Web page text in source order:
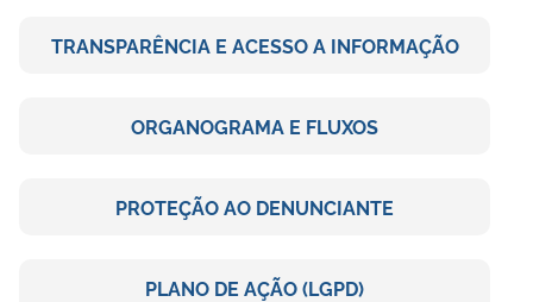
TRANSPARÊNCIA E ACESSO A INFORMAÇÃO
ORGANOGRAMA E FLUXOS
PROTEÇÃO AO DENUNCIANTE
PLANO DE AÇÃO (LGPD)